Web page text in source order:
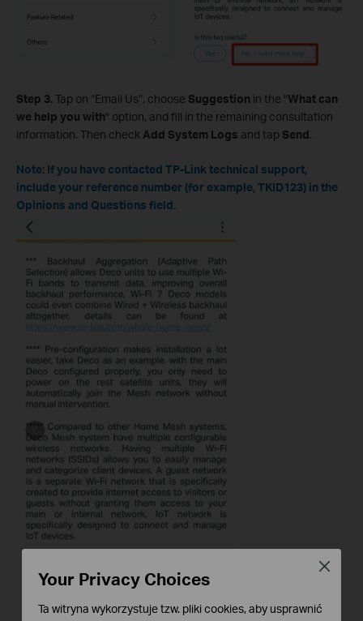
Step 3.Tap on “Email Us”, choose Suggestion in the "What can
we help you with" option, and fill in the remaining consultation
information. Then checkAdd System Logs and tap Send.
Note: If you have contacted TP-Link technical support,
include your reference number (for example, TKID123) in the
Opinions and Questions field.
Your Privacy Choices
Ta witryna wykorzystuje tzw. pliki cookies, aby usprawnić
Close